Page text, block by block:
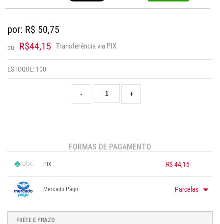
por: R$ 50,75
ou R$44,15 Transferência via PIX
ESTOQUE: 100
+
-
FORMAS DE PAGAMENTO
PIX R$ 44,15
..
Mercado Pago Parcelas
...
FRETE E PRAZO